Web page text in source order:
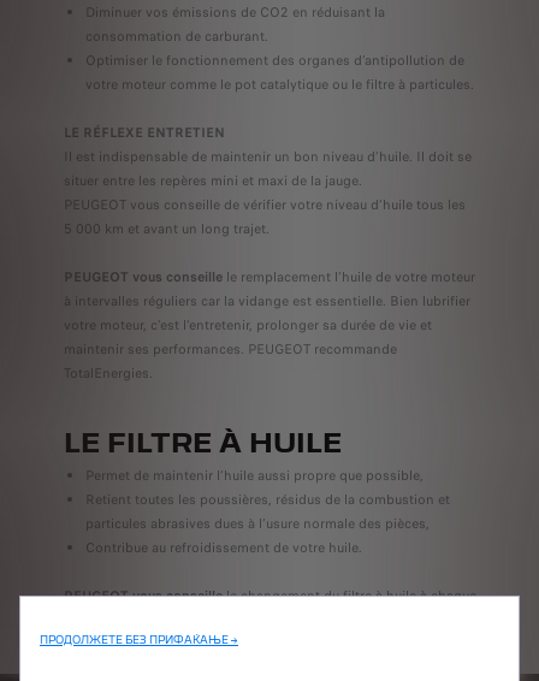
Diminuer vos émissions de CO2 en réduisant la
consommation de carburant.
Optimiser le fonctionnement des organes d’antipollution de
votre moteur comme le pot catalytique ou le filtre à particules.
LE RÉFLEXE ENTRETIEN
Il est indispensable de maintenir un bon niveau d’huile. Il doit se
situer entre les repères mini et maxi de la jauge.
PEUGEOT vous conseille de vérifier votre niveau d’huile tous les
5 000 km et avant un long trajet.
PEUGEOT vous conseillele remplacement l’huile de votre moteur
à intervalles réguliers car la vidange est essentielle. Bien lubrifier
votre moteur, c’est l’entretenir, prolonger sa durée de vie et
maintenir ses performances. PEUGEOT recommande
TotalEnergies.
LE FILTRE À HUILE
Permet de maintenir l’huile aussi propre que possible,
Retient toutes les poussières, résidus de la combustion et
particules abrasives dues à l’usure normale des pièces,
Contribue au refroidissement de votre huile.
PEUGEOT vous conseillele changement du filtre à huile à chaque
ПРОДОЛЖЕТЕ БЕЗ ПРИФАЌАЊЕ →